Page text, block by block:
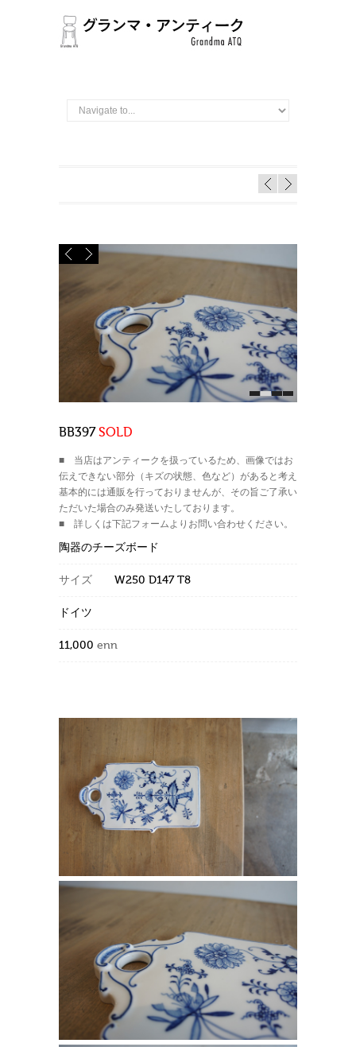
BB397SOLD
■ 当店はアンティークを扱っているため、画像ではお
伝えできない部分（キズの状態、色など）があると考え
基本的には通販を行っておりませんが、その旨ご了承い
ただいた場合のみ発送いたしております。
■ 詳しくは下記フォームよりお問い合わせください。
陶器のチーズボード
サイズ W250 D147 T8
ドイツ
11,000 enn